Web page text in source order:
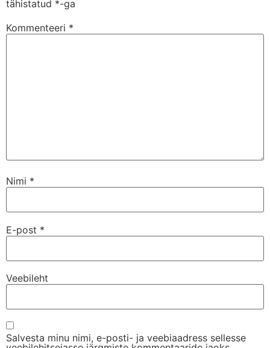
tähistatud *-ga
Kommenteeri *
Nimi *
E-post *
Veebileht
Salvesta minu nimi, e-posti- ja veebiaadress sellesse